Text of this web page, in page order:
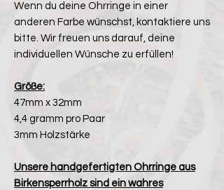
Wenn du deine Ohrringe in einer
anderen Farbe wünschst, kontaktiere uns
bitte. Wir freuen uns darauf, deine
individuellen Wünsche zu erfüllen!
Größe:
47mm x 32mm
4,4 gramm pro Paar
3mm Holzstärke
Unsere handgefertigten Ohrringe aus
Birkensperrholz sind ein wahres